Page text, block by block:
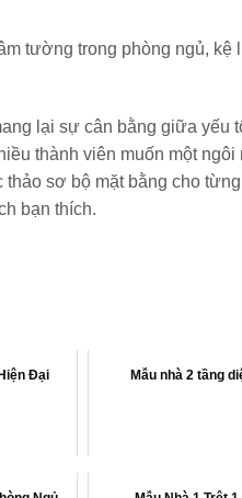
tường trong phòng ngủ,
lại sự cân bằng giữa yếu
thành viên muốn một
sơ bộ mặt bằng cho
bạn thích.
Đại Mẫu nhà 2 tầng